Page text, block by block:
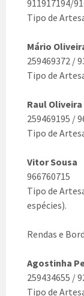
911917194/
Tipo de
Mário
259469372 /
Tipo de
Raul Oliveira
259469195 /
Tipo de
Vitor Sousa
966760715
Tipo de
espécies).
Rendas e
Agostinha
259434655 /
Tipo de